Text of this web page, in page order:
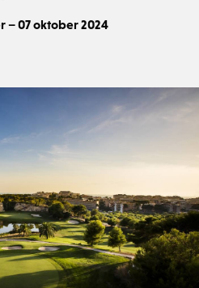
– 07 oktober 2024